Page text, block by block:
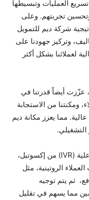
العمليات وتبسيطها
تجربتهم. وعلى
شركة ديم للتمويل
وتركيز جهودنا على
لعملائنا بشكل أكثر
عزّزت أيضاً قدرتنا في
ومكنتنا من الاستجابة
مما يعزز مكانة ديم
التشغيلي.
وباستخدام نظام الاستجابة الصوتية التفاعلية (IVR) من إكسوتيل،
الروتينية، مثل
ثم يتم توجيه
مما يسهم في تقليل